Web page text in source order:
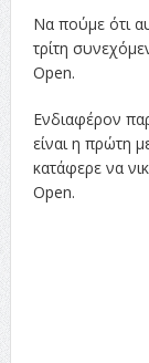
Να πούμε ότι
τρίτη
Open.
Ενδιαφέρον
είναι η πρώτη
κατάφερε να
Open.